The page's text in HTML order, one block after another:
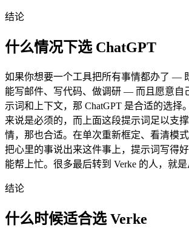
结论
什么情况下选 ChatGPT
如果你想要一个工具把所有事情都办了 —
能写邮件、写代码、做调研 — 而且愿意自
示词和上下文，那 ChatGPT 是合适的选择
来说是必须的，而上面这段提示词足以支
情，那也合适。在单次重新框定、看清模
把心里的事说出来这件事上，提示词写得
能帮上忙。很多最后转到 Verke 的人，就是
结论
什么时候适合选 Verke